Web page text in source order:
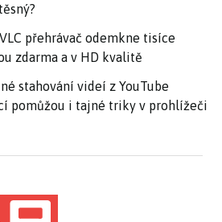
přehrávač odemkne tisíce
zdarma a v HD kvalitě
stahování videí z YouTube
pomůžou i tajné triky v prohlížeči